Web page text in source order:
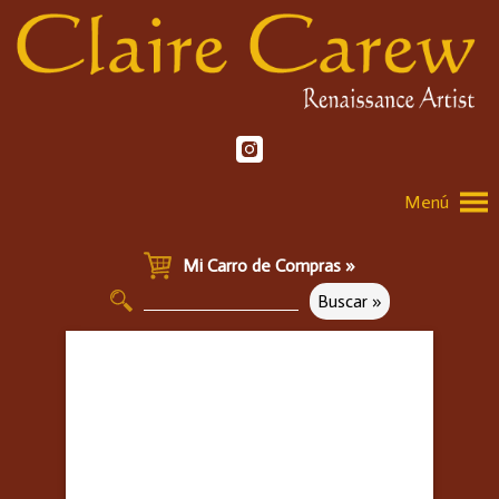
Menú
Mi Carro de Compras »